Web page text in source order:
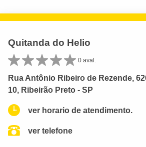
Quitanda do Helio
0 aval.
Rua Antônio Ribeiro de Rezende,
10, Ribeirão Preto - SP
ver horario de atendimento.
ver telefone